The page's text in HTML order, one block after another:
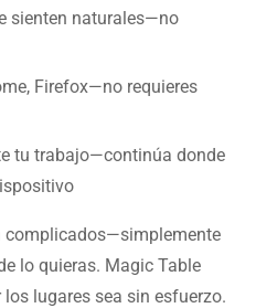
sienten naturales—no
Firefox—no requieres
tu trabajo—continúa donde
complicados—simplemente
lo quieras. Magic Table
lugares sea sin esfuerzo.